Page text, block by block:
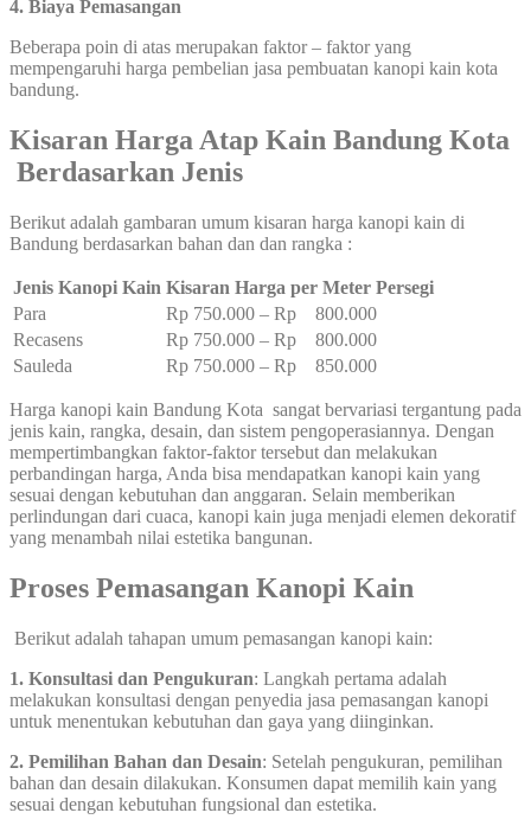
4. Biaya Pemasangan
Beberapa poin di atas merupakan faktor – faktor yang
mempengaruhi harga pembelian jasa pembuatan kanopi kain kota
bandung.
Kisaran Harga Atap Kain Bandung Kota
Berdasarkan Jenis
Berikut adalah gambaran umum kisaran harga kanopi kain di
Bandung berdasarkan bahan dan dan rangka :
Jenis Kanopi Kain Kisaran Harga per Meter Persegi
Para
Rp 750.000 – Rp 800.000
Recasens
Rp 750.000 – Rp 800.000
Sauleda
Rp 750.000 – Rp 850.000
Harga kanopi kain Bandung Kota sangat bervariasi tergantung pada
jenis kain, rangka, desain, dan sistem pengoperasiannya. Dengan
mempertimbangkan faktor-faktor tersebut dan melakukan
perbandingan harga, Anda bisa mendapatkan kanopi kain yang
sesuai dengan kebutuhan dan anggaran. Selain memberikan
perlindungan dari cuaca, kanopi kain juga menjadi elemen dekoratif
yang menambah nilai estetika bangunan.
Proses Pemasangan Kanopi Kain
Berikut adalah tahapan umum pemasangan kanopi kain:
1. Konsultasi dan Pengukuran: Langkah pertama adalah
melakukan konsultasi dengan penyedia jasa pemasangan kanopi
untuk menentukan kebutuhan dan gaya yang diinginkan.
2. Pemilihan Bahan dan Desain: Setelah pengukuran, pemilihan
bahan dan desain dilakukan. Konsumen dapat memilih kain yang
sesuai dengan kebutuhan fungsional dan estetika.